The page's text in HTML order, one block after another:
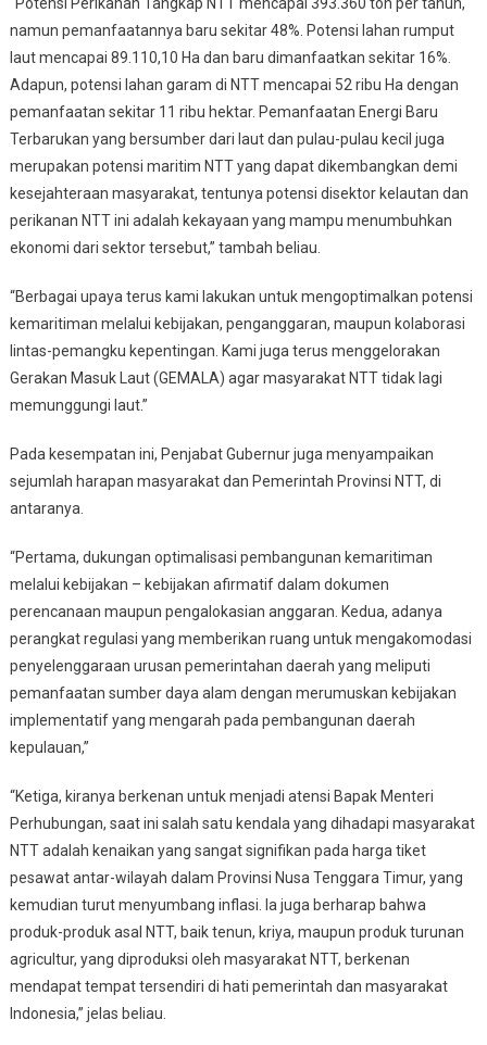
namun pemanfaatannya baru sekitar 48%. Potensi lahan rumput
laut mencapai 89.110,10 Ha dan baru dimanfaatkan sekitar 16%.
Adapun, potensi lahan garam di NTT mencapai 52 ribu Ha dengan
pemanfaatan sekitar 11 ribu hektar. Pemanfaatan Energi Baru
Terbarukan yang bersumber dari laut dan pulau-pulau kecil juga
merupakan potensi maritim NTT yang dapat dikembangkan demi
kesejahteraan masyarakat, tentunya potensi disektor kelautan dan
perikanan NTT ini adalah kekayaan yang mampu menumbuhkan
ekonomi dari sektor tersebut,” tambah beliau.
“Berbagai upaya terus kami lakukan untuk mengoptimalkan potensi
kemaritiman melalui kebijakan, penganggaran, maupun kolaborasi
lintas-pemangku kepentingan. Kami juga terus menggelorakan
Gerakan Masuk Laut (GEMALA) agar masyarakat NTT tidak lagi
memunggungi laut.”
Pada kesempatan ini, Penjabat Gubernur juga menyampaikan
sejumlah harapan masyarakat dan Pemerintah Provinsi NTT, di
antaranya.
“Pertama, dukungan optimalisasi pembangunan kemaritiman
melalui kebijakan – kebijakan afirmatif dalam dokumen
perencanaan maupun pengalokasian anggaran. Kedua, adanya
perangkat regulasi yang memberikan ruang untuk mengakomodasi
penyelenggaraan urusan pemerintahan daerah yang meliputi
pemanfaatan sumber daya alam dengan merumuskan kebijakan
implementatif yang mengarah pada pembangunan daerah
kepulauan,”
“Ketiga, kiranya berkenan untuk menjadi atensi Bapak Menteri
Perhubungan, saat ini salah satu kendala yang dihadapi masyarakat
NTT adalah kenaikan yang sangat signifikan pada harga tiket
pesawat antar-wilayah dalam Provinsi Nusa Tenggara Timur, yang
kemudian turut menyumbang inflasi. Ia juga berharap bahwa
produk-produk asal NTT, baik tenun, kriya, maupun produk turunan
agricultur, yang diproduksi oleh masyarakat NTT, berkenan
mendapat tempat tersendiri di hati pemerintah dan masyarakat
Indonesia,” jelas beliau.